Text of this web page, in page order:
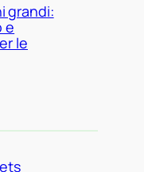
grandi:
e
le